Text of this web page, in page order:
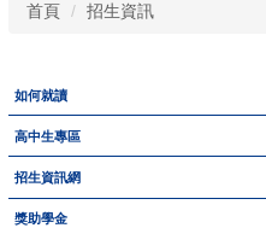
首頁 招生資訊
如何就讀
高中生專區
招生資訊網
獎助學金